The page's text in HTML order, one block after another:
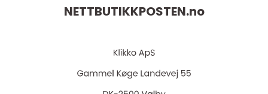
NETTBUTIKKPOSTEN.no